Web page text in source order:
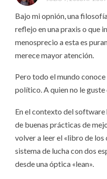
Bajo mi opnión, una
reflejo en una praxis o que
menosprecio a esta es
merece mayor atención.
Pero todo el mundo
político. A quien no le guste
En el contexto del software
de buenas prácticas de
volver a leer el «libro de los
sistema de lucha con dos
desde una óptica «lean».